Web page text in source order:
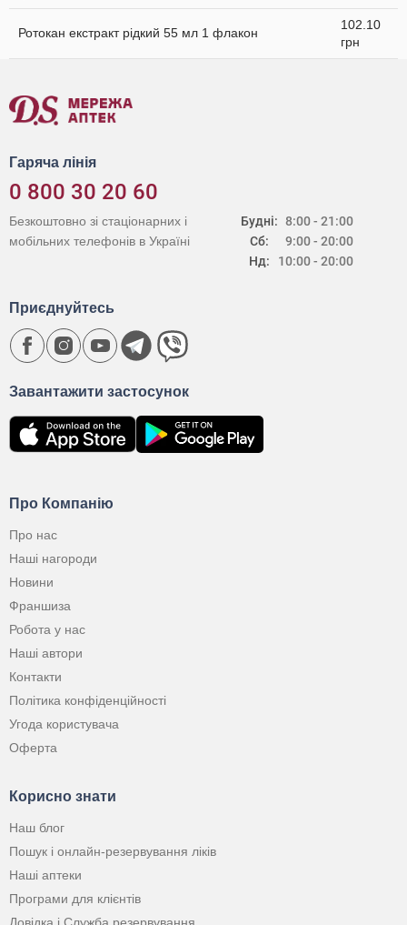
Ротокан екстракт рідкий 55 мл 1 флакон
102.10
грн
Гаряча лінія
0 800 30 20 60
Будні:
Сб:
Нд:
8:00 - 21:00
9:00 - 20:00
10:00 - 20:00
Безкоштовно зі стаціонарних і
мобільних телефонів в Україні
Про Компанію
Про нас
Наші нагороди
Новини
Франшиза
Робота у нас
Наші автори
Контакти
Політика конфіденційності
Угода користувача
Оферта
Корисно знати
Наш блог
Пошук і онлайн-резервування ліків
Наші аптеки
Програми для клієнтів
Завантажити застосунок
Приєднуйтесь